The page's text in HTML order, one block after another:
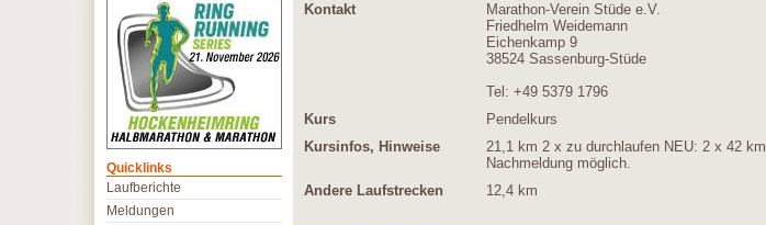
Kontakt
Marathon-Verein Stüde e.V.
Friedhelm Weidemann
Eichenkamp 9
38524 Sassenburg-Stüde
Tel: +49 5379 1796
Kurs
Pendelkurs
Kursinfos, Hinweise
21,1 km 2 x zu durchlaufen NEU: 2 x 42 km
Nachmeldung möglich.
Andere Laufstrecken
12,4 km
Quicklinks
Laufberichte
Meldungen